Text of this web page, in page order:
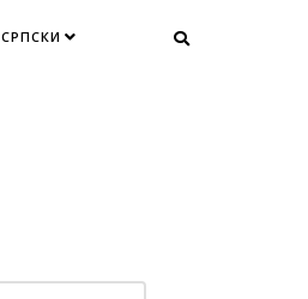
СРПСКИ